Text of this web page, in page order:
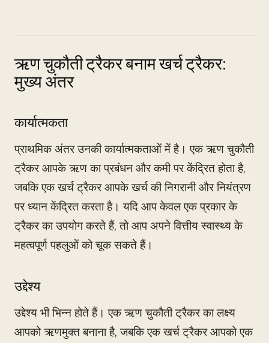
ऋण चुकौती ट्रैकर बनाम खर्च ट्रैकर:
मुख्य अंतर
कार्यात्मकता
प्राथमिक अंतर उनकी कार्यात्मकताओं में है। एक ऋण चुकौती
ट्रैकर आपके ऋण का प्रबंधन और कमी पर केंद्रित होता है,
जबकि एक खर्च ट्रैकर आपके खर्च की निगरानी और नियंत्रण
पर ध्यान केंद्रित करता है। यदि आप केवल एक प्रकार के
ट्रैकर का उपयोग करते हैं, तो आप अपने वित्तीय स्वास्थ्य के
महत्वपूर्ण पहलुओं को चूक सकते हैं।
उद्देश्य
उद्देश्य भी भिन्न होते हैं। एक ऋण चुकौती ट्रैकर का लक्ष्य
आपको ऋणमुक्त बनाना है, जबकि एक खर्च ट्रैकर आपको एक